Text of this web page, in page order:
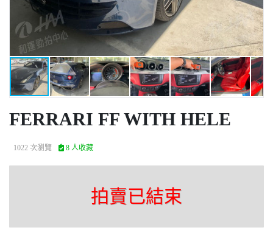
FERRARI FF WITH HELE
1022 次瀏覽 8 人收藏
拍賣已結束